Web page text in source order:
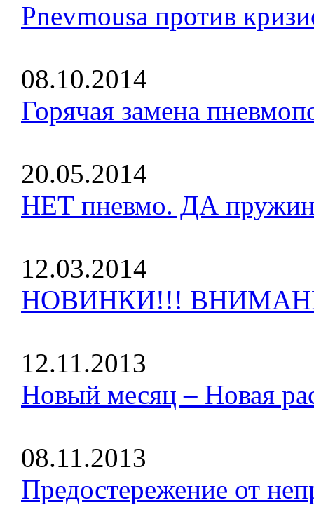
Pnevmousa против
08.10.2014
Горячая замена
20.05.2014
НЕТ пневмо. ДА
12.03.2014
НОВИНКИ!!!
12.11.2013
Новый месяц – Новая
08.11.2013
Предостережение от